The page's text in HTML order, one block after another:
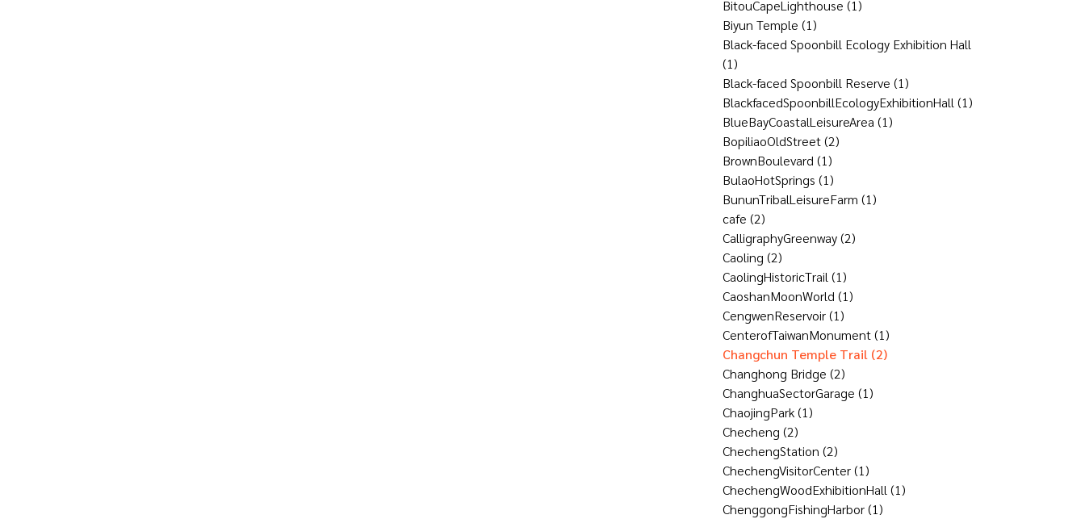
BitouCapeLighthouse (1)
Biyun Temple (1)
Black-faced Spoonbill Ecology Exhibition Hall
(1)
Black-faced Spoonbill Reserve (1)
BlackfacedSpoonbillEcologyExhibitionHall (1)
BlueBayCoastalLeisureArea (1)
BopiliaoOldStreet(2)
BrownBoulevard (1)
BulaoHotSprings (1)
BununTribalLeisureFarm (1)
cafe (2)
CalligraphyGreenway(2)
Caoling (2)
CaolingHistoricTrail (1)
CaoshanMoonWorld (1)
CengwenReservoir(1)
CenterofTaiwanMonument(1)
Changchun Temple Trail (2)
Changhong Bridge (2)
ChanghuaSectorGarage (1)
ChaojingPark(1)
Checheng (2)
ChechengStation (2)
ChechengVisitorCenter(1)
ChechengWoodExhibitionHall (1)
ChenggongFishingHarbor(1)